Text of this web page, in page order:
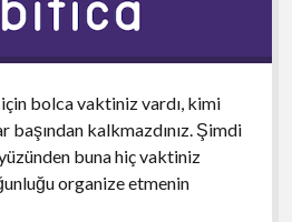
bolca vaktiniz vardı, kimi
başından kalkmazdınız. Şimdi
buna hiç vaktiniz
organize etmenin